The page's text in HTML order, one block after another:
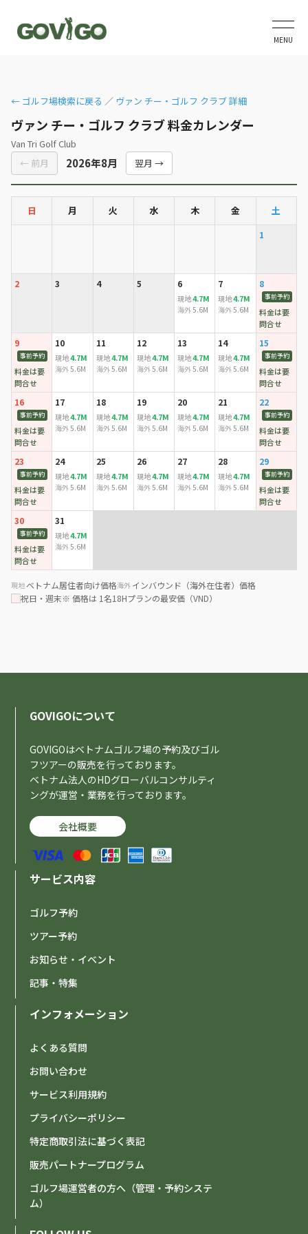
MENU
← ゴルフ場検索に戻る ／ ヴァン チー・ゴルフ クラブ 詳細
ヴァン チー・ゴルフ クラブ 料金カレンダー
Van Tri Golf Club
← 前月
2026年8月 翌月 →
日 月 火 水 木 金 土
1
2 3 4 5 6
現地4.7M
海外5.6M
7
現地4.7M
海外5.6M
8
事前予約
料金は要
問合せ
9
事前予約
料金は要
問合せ
10
現地4.7M
海外5.6M
11
現地4.7M
海外5.6M
12
現地4.7M
海外5.6M
13
現地4.7M
海外5.6M
14
現地4.7M
海外5.6M
15
事前予約
料金は要
問合せ
16
事前予約
料金は要
問合せ
17
現地4.7M
海外5.6M
18
現地4.7M
海外5.6M
19
現地4.7M
海外5.6M
20
現地4.7M
海外5.6M
21
現地4.7M
海外5.6M
22
事前予約
料金は要
問合せ
23
事前予約
料金は要
問合せ
24
現地4.7M
海外5.6M
25
現地4.7M
海外5.6M
26
現地4.7M
海外5.6M
27
現地4.7M
海外5.6M
28
現地4.7M
海外5.6M
29
事前予約
料金は要
問合せ
30
事前予約
料金は要
問合せ
31
現地4.7M
海外5.6M
現地 ベトナム居住者向け価格海外 インバウンド（海外在住者）価格
祝日・週末※ 価格は 1名18Hプランの最安価（VND）
GOVIGOについて
GOVIGOはベトナムゴルフ場の予約及びゴル
フツアーの販売を行っております。
ベトナム法人のHDグローバルコンサルティ
ングが運営・業務を行っております。
会社概要
サービス内容
ゴルフ予約
ツアー予約
お知らせ・イベント
記事・特集
インフォメーション
よくある質問
お問い合わせ
サービス利用規約
プライバシーポリシー
特定商取引法に基づく表記
販売パートナープログラム
ゴルフ場運営者の方へ（管理・予約システ
ム）